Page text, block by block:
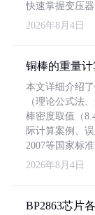
快速掌握变压器
2026年8月4日
铜棒的重量
本文详细介绍
（理论公式法
棒密度取值（
际计算案例、
2007等国家标准
2026年8月4日
BP2863芯片